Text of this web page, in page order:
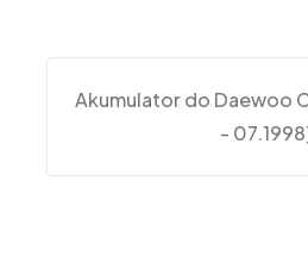
Akumulator do Daewoo
-